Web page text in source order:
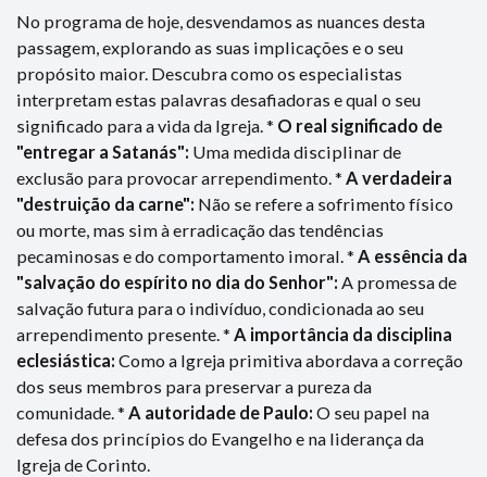
No programa de hoje, desvendamos as nuances desta
passagem, explorando as suas implicações e o seu
propósito maior. Descubra como os especialistas
interpretam estas palavras desafiadoras e qual o seu
significado para a vida da Igreja. * O real significado de
"entregar a Satanás": Uma medida disciplinar de
exclusão para provocar arrependimento. * A verdadeira
"destruição da carne": Não se refere a sofrimento físico
ou morte, mas sim à erradicação das tendências
pecaminosas e do comportamento imoral. * A essência da
"salvação do espírito no dia do Senhor": A promessa de
salvação futura para o indivíduo, condicionada ao seu
arrependimento presente. * A importância da disciplina
eclesiástica: Como a Igreja primitiva abordava a correção
dos seus membros para preservar a pureza da
comunidade. * A autoridade de Paulo: O seu papel na
defesa dos princípios do Evangelho e na liderança da
Igreja de Corinto.